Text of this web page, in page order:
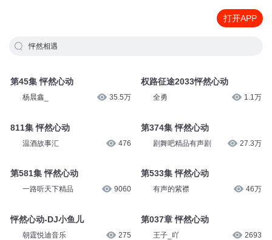
打开APP
怦然相遇
第45集 怦然心动
杨晨鑫_ 35.5万
811集 怦然心动
温酒故事汇 476
第581集 怦然心动
一路听天下精品 9060
怦然心动-DJ小鱼儿
朝霆悦迪音乐 275
权路征途2033怦然心动
全勇 1.1万
第374集 怦然心动
剧舞吧精品有声剧 27.3万
第533集 怦然心动
有声的紫襟 46万
第037章 怦然心动
王子_吖 2693